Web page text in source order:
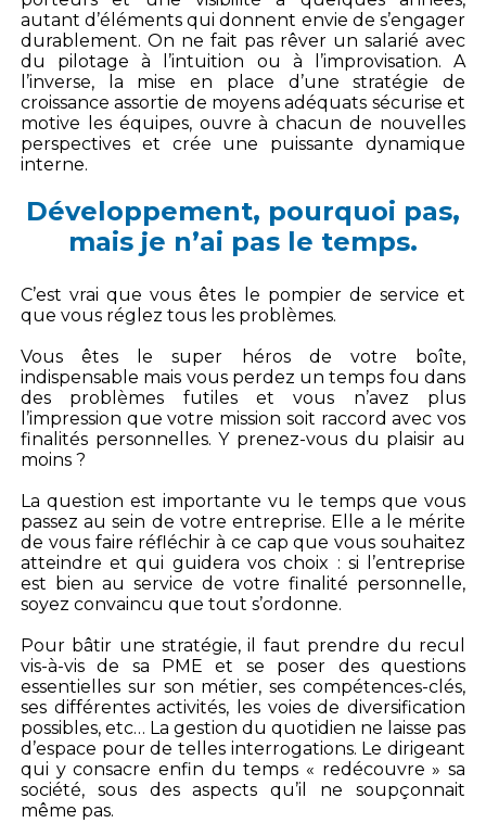
autant d’éléments qui donnent envie de s’engager
durablement. On ne fait pas rêver un salarié avec
du pilotage à l’intuition ou à l’improvisation. A
l’inverse, la mise en place d’une stratégie de
croissance assortie de moyens adéquats sécurise et
motive les équipes, ouvre à chacun de nouvelles
perspectives et crée une puissante dynamique
interne.
Développement, pourquoi pas,
mais je n’ai pas le temps.
C’est vrai que vous êtes le pompier de service et
que vous réglez tous les problèmes.
Vous êtes le super héros de votre boîte,
indispensable mais vous perdez un temps fou dans
des problèmes futiles et vous n’avez plus
l’impression que votre mission soit raccord avec vos
finalités personnelles. Y prenez-vous du plaisir au
moins ?
La question est importante vu le temps que vous
passez au sein de votre entreprise. Elle a le mérite
de vous faire réfléchir à ce cap que vous souhaitez
atteindre et qui guidera vos choix : si l’entreprise
est bien au service de votre finalité personnelle,
soyez convaincu que tout s’ordonne.
Pour bâtir une stratégie, il faut prendre du recul
vis-à-vis de sa PME et se poser des questions
essentielles sur son métier, ses compétences-clés,
ses différentes activités, les voies de diversification
possibles, etc… La gestion du quotidien ne laisse pas
d’espace pour de telles interrogations. Le dirigeant
qui y consacre enfin du temps « redécouvre » sa
société, sous des aspects qu’il ne soupçonnait
même pas.